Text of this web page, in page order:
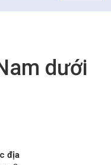
dưới
địa